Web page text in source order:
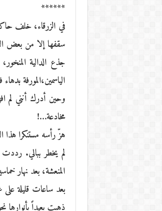
******
في الزرقاء، خلف
سقفها إلا من بعض
جذع الدالية
الياسمين،المورفة
وحين أدرك أنني لم
مخادعة…!
هزّ رأسه مستنكرا هذا
لم يخطر ببالي. رددت
المنعشة، بعد نهار
بعد ساعات قليلة
ذهبت بعيداً بأنوارها